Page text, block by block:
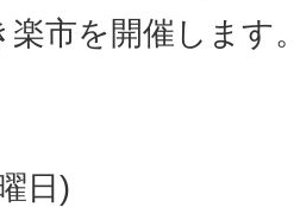
楽市を開催します
日)